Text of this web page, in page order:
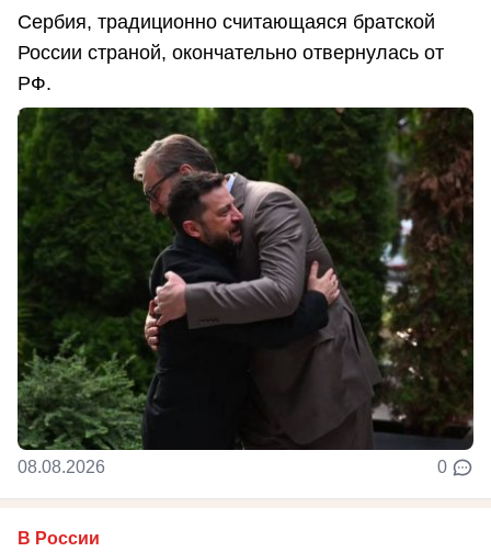
Сербия, традиционно считающаяся братской
России страной, окончательно отвернулась от
РФ.
08.08.2026 0
В России